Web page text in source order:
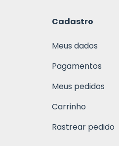
Cadastro
Meus dados
Pagamentos
Meus pedidos
Carrinho
Rastrear pedido